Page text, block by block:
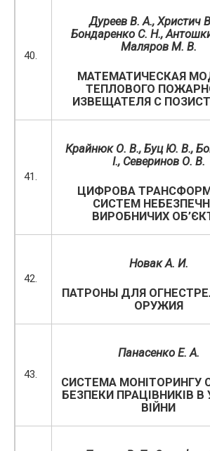
40.
Дуреев В. А., Христич
Бондаренко С. Н.,
Маляров М. В.
МАТЕМАТИЧЕСКАЯ
ТЕПЛОВОГО
ИЗВЕЩАТЕЛЯ С
41.
Крайнюк О. В., Буц Ю. В.,
І., Северинов О. В.
ЦИФРОВА
СИСТЕМ
ВИРОБНИЧИХ
42.
Новак А. И.
ПАТРОНЫ ДЛЯ
ОРУЖИЯ
43.
Панасенко Е. А.
СИСТЕМА МОНІТОРИНГУ
БЕЗПЕКИ ПРАЦІВНИКІВ
ВІЙНИ